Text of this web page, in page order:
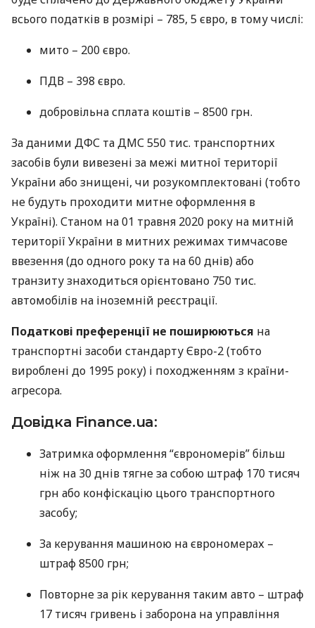
всього податків в розмірі – 785, 5 євро, в тому числі:
мито – 200 євро.
ПДВ – 398 євро.
добровільна сплата коштів – 8500 грн.
За даними ДФС таДМС550 тис. транспортних
засобів були вивезені за межі митної території
України або знищені, чи розукомплектовані (тобто
не будуть проходити митне оформлення в
Україні). Станом на 01 травня 2020 року на митній
території України в митних режимах тимчасове
ввезення (до одного року та на 60 днів) або
транзиту знаходиться орієнтовано 750 тис.
автомобілів на іноземній реєстрації.
Податкові преференції не поширюються на
транспортні засоби стандарту Євро-2 (тобто
вироблені до 1995 року) і походженням з країни-
агресора.
Довідка Finance.ua:
Затримка оформлення “єврономерів” більш
ніж на 30 днів тягне за собою штраф 170 тисяч
грн або конфіскацію цього транспортного
засобу;
За керування машиною на єврономерах –
штраф 8500 грн;
Повторне за рік керування таким авто – штраф
17 тисяч гривень і заборона на управління